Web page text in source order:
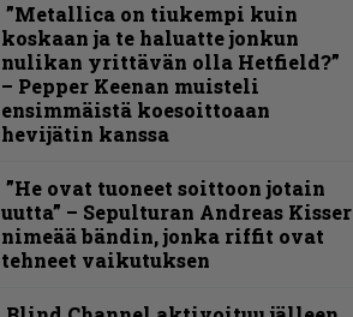
”Metallica on tiukempi kuin
koskaan ja te haluatte jonkun
nulikan yrittävän olla Hetfield?”
– Pepper Keenan muisteli
ensimmäistä koesoittoaan
hevijätin kanssa
”He ovat tuoneet soittoon jotain
uutta” – Sepulturan Andreas Kisser
nimeää bändin, jonka riffit ovat
tehneet vaikutuksen